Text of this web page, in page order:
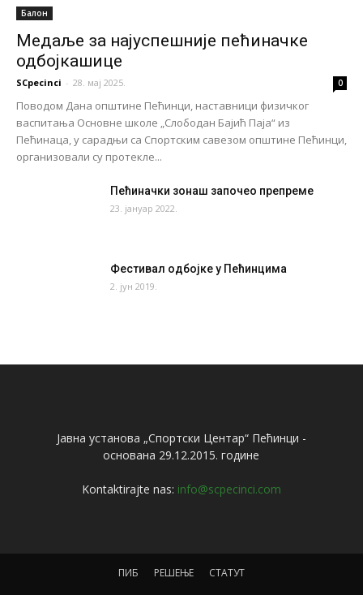
Балон
Медаље за најуспешније пећиначке
одбојкашице
SCpecinci - 28. мај 2025. 0
Поводом Дана општине Пећинци, наставници физичког
васпитања Основне школе „Слободан Бајић Паја“ из
Пећинаца, у сарадњи са Спортским савезом општине Пећинци,
организовали су протекле...
Пећиначки зонаш започео препреме
23. јануар 2022.
Фестивал одбојке у Пећинцима
2. јун 2019.
Јавна установа „Спортски Центар“ Пећинци -
основана 29.12.2015. године
Kontaktirajte nas: info@scpecinci.com
ПИБ РЕШЕЊЕ СТАТУТ